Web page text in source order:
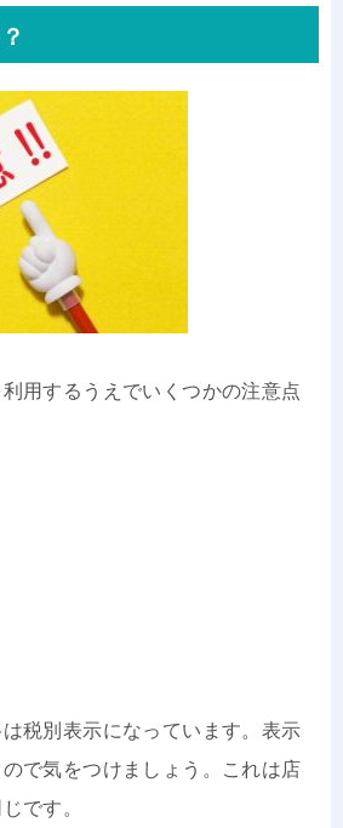
用するうえでいくつかの注意点
は税別表示になっています。表示
で気をつけましょう。これは店
です。